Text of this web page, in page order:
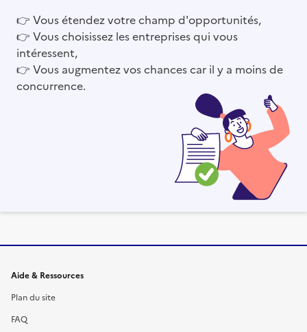
👉 Vous étendez votre champ d'opportunités,
👉 Vous choisissez les entreprises qui vous
intéressent,
👉 Vous augmentez vos chances car il y a moins de
concurrence.
Informations et liens du site
Aide & Ressources
Plan du site
FAQ